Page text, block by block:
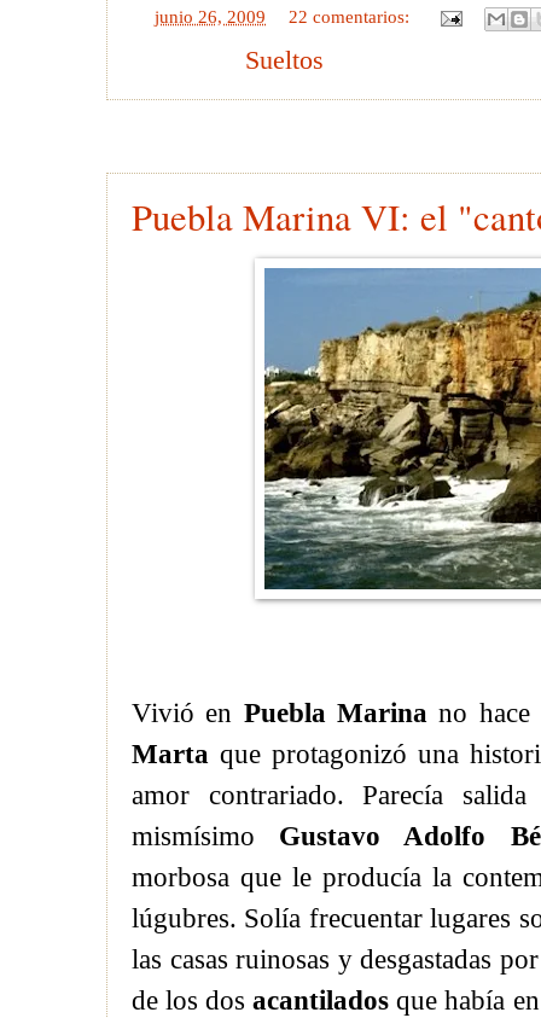
junio 26, 2009 22 comentarios:
Sueltos
Puebla Marina VI: el
Vivió en Puebla Marinano
Marta que protagonizó una
amor contrariado. Parecía
mismísimo Gustavo Adolfo
morbosa que le producía la
lúgubres. Solía frecuentar lugares
las casas ruinosas y desgastadas
de los dosacantiladosque había